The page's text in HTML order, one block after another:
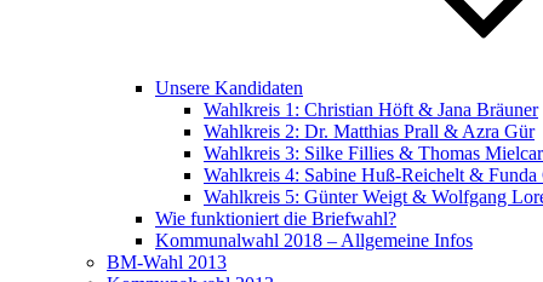
Unsere Kandidaten
Wahlkreis 1: Christian Höft & Jana Bräuner
Wahlkreis 2: Dr. Matthias Prall & Azra Gür
Wahlkreis 3: Silke Fillies & Thomas
Wahlkreis 4: Sabine Huß-Reichelt & Funda
Wahlkreis 5: Günter Weigt & Wolfgang
Wie funktioniert die Briefwahl?
Kommunalwahl 2018 – Allgemeine Infos
BM-Wahl 2013